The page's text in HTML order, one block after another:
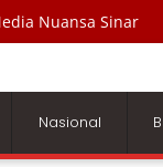
Nuansa Sinar
Nasional